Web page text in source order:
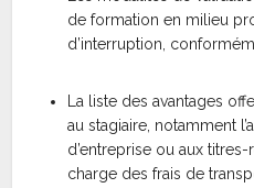
de formation en milieu
d’interruption,
La liste des avantages
au stagiaire, notamment
d’entreprise ou aux
charge des frais de